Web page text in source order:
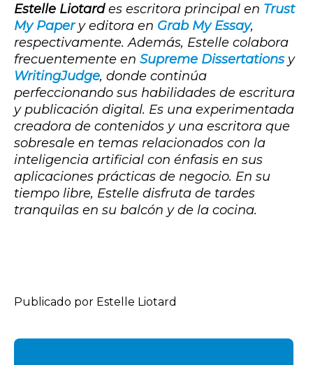
Estelle Liotardes escritora principal en Trust
My Papery editora en Grab My Essay,
respectivamente. Además, Estelle colabora
frecuentemente en Supreme Dissertationsy
WritingJudge, donde continúa
perfeccionando sus habilidades de escritura
y publicación digital. Es una experimentada
creadora de contenidos y una escritora que
sobresale en temas relacionados con la
inteligencia artificial con énfasis en sus
aplicaciones prácticas de negocio. En su
tiempo libre, Estelle disfruta de tardes
tranquilas en su balcón y de la cocina.
Publicado por Estelle Liotard